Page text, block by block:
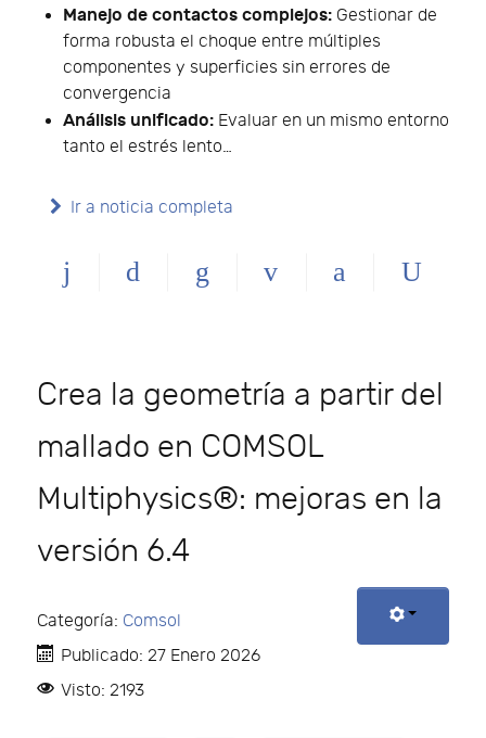
Manejo de contactos complejos: Gestionar de
forma robusta el choque entre múltiples
componentes y superficies sin errores de
convergencia
Análisis unificado: Evaluar en un mismo entorno
tanto el estrés lento…
Ir a noticia completa
Crea la geometría a partir del
mallado en COMSOL
Multiphysics®: mejoras en la
versión 6.4
Categoría: Comsol
Publicado: 27 Enero 2026
Visto: 2193